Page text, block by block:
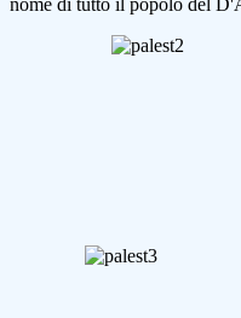
nome di tutto il popolo del